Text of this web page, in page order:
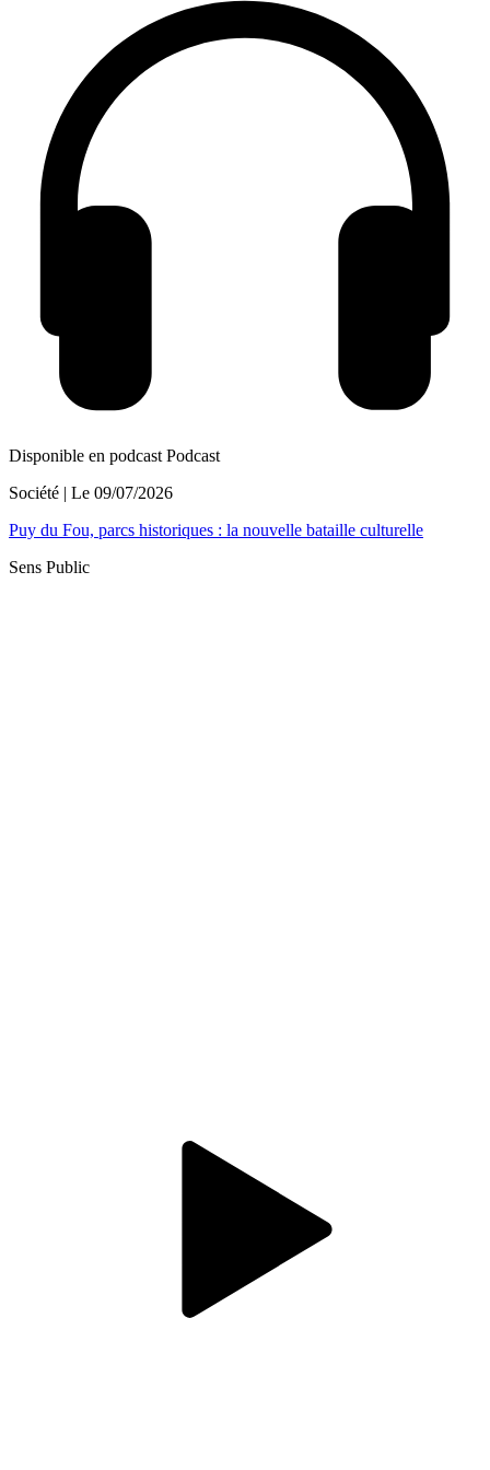
Disponible en podcast Podcast
Société | Le 09/07/2026
Puy du Fou, parcs historiques : la nouvelle bataille culturelle
Sens Public